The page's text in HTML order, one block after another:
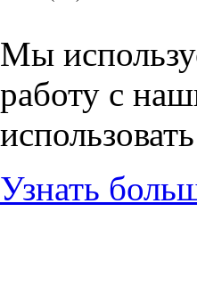
Мы
работу с
Узнать